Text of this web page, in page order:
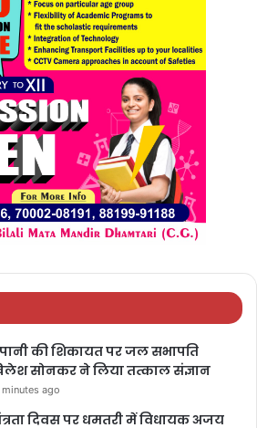
की शिकायत पर जल सभापति
सोनकर ने लिया तत्काल संज्ञान
ago
दिवस पर धमतरी में विधायक अजय